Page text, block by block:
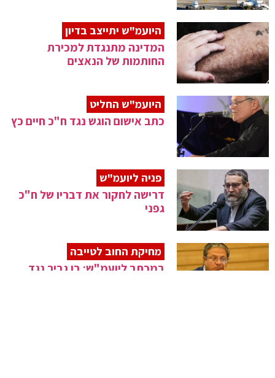
היועמ"ש יתייצב בדיון
המדינה מתנגדת למכירת
החותמות של הנאצים
היועמ"ש החליט
כתב אישום הוגש נגד ח"כ חיים כץ
פניה ליועמ"ש
דרישה לחקור את דבריו של ח"כ
גפני
מחיקת החוב לטייבה
במכתב ליועמ"ש: בן גביר נגד